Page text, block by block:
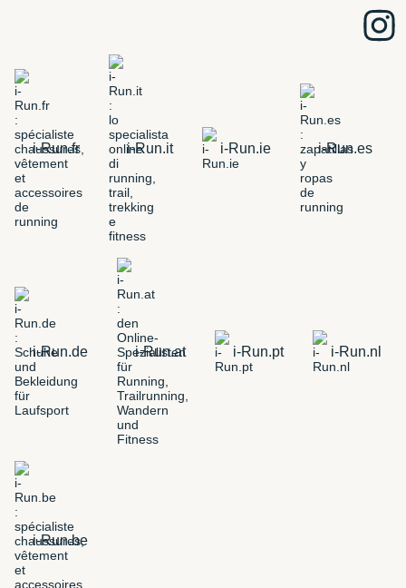
i-Run.fr i-Run.it i-Run.ie i-Run.es
i-Run.de i-Run.at i-Run.pt i-Run.nl
i-Run.be